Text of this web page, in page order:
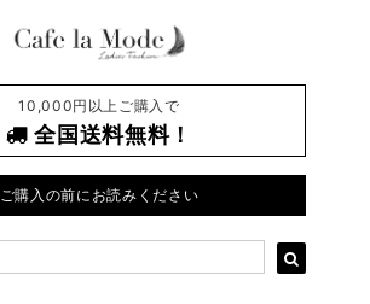
10,000円以上ご購入で
全国送料無料！
ご購入の前にお読みください